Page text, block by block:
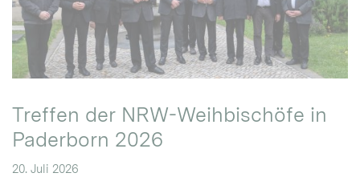
Treffen der NRW-Weihbischöfe in
Paderborn 2026
20. Juli 2026